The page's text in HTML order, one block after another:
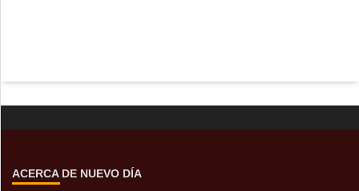
ACERCA DE NUEVO DÍA